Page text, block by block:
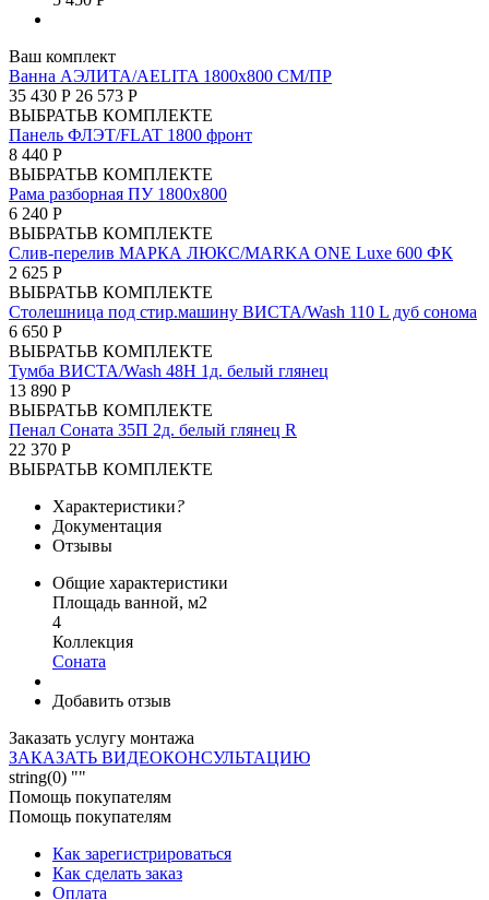
Ваш комплект
Ванна АЭЛИТА/AELITA 1800х800 СМ/ПР
35 430 Р 26 573 Р
ВЫБРАТЬВ КОМПЛЕКТЕ
Панель ФЛЭТ/FLAT 1800 фронт
8 440 Р
ВЫБРАТЬВ КОМПЛЕКТЕ
Рама разборная ПУ 1800х800
6 240 Р
ВЫБРАТЬВ КОМПЛЕКТЕ
Слив-перелив МАРКА ЛЮКС/MARKA ONE Luxe 600 ФК
2 625 Р
ВЫБРАТЬВ КОМПЛЕКТЕ
Столешница под стир.машину ВИСТА/Wash 110 L дуб сонома
6 650 Р
ВЫБРАТЬВ КОМПЛЕКТЕ
Тумба ВИСТА/Wash 48Н 1д. белый глянец
13 890 Р
ВЫБРАТЬВ КОМПЛЕКТЕ
Пенал Соната 35П 2д. белый глянец R
22 370 Р
ВЫБРАТЬВ КОМПЛЕКТЕ
Характеристики?
Документация
Отзывы
Общие характеристики
Площадь ванной, м2
4
Коллекция
Соната
Добавить отзыв
Заказать услугу монтажа
ЗАКАЗАТЬ ВИДЕОКОНСУЛЬТАЦИЮ
string(0) ""
Помощь покупателям
Помощь покупателям
Как зарегистрироваться
Как сделать заказ
Оплата